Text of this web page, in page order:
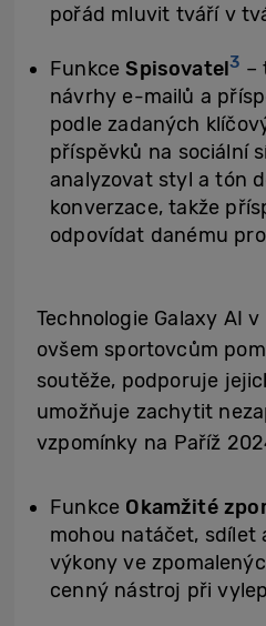
pořád mluvit tváří v
FunkceSpisovatel3 –
návrhy e-mailů a
podle zadaných
příspěvků na sociální
analyzovat styl a tón
konverzace, takže
odpovídat danému
Technologie Galaxy AI
ovšem sportovcům
soutěže, podporuje
umožňuje zachytit
vzpomínky na Paříž
Funkce Okamžité
mohou natáčet, sdílet
výkony ve
cenný nástroj při